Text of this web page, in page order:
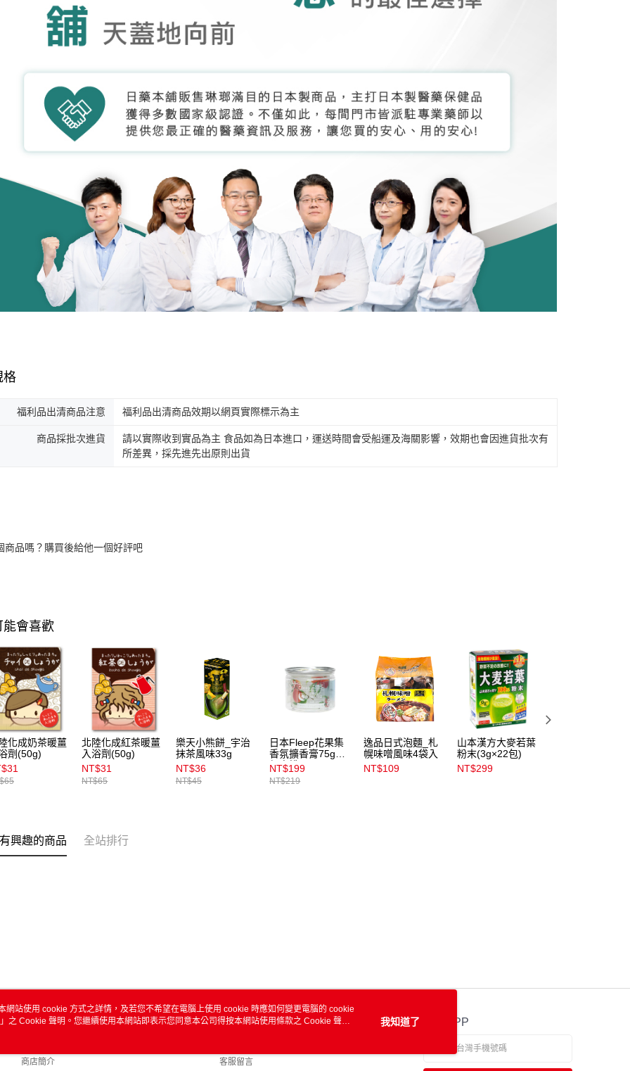
格
福利品出清商品注意 福利品出清商品效期以網頁實際標示為主
商品採批次進貨
請以實際收到實品為主 食品如為日本進口，運送時間會受船運及海關影響，效期也會因進貨批次有
所差異，採先進先出原則出貨
商品嗎？購買後給他一個好評吧
能會喜歡
化成奶茶暖薑
劑(50g)
北陸化成紅茶暖薑
入浴劑(50g)
NT$31
NT$65
樂天小熊餅_宇治
抹茶風味33g
NT$36
NT$45
日本Fleep花果集
香氛擴香膏75g濃
郁蜜桃
NT$199
NT$219
逸品日式泡麵_札
幌味噌風味4袋入
NT$109
山本漢方大麥若葉
粉末(3g×22包)
NT$299
興趣的商品 全站排行
關於我們
商店簡介
客服資訊
客服留言
官方APP
網站使用 cookie 方式之詳情，及若您不希望在電腦上使用 cookie 時應如何變更電腦的 cookie
」之 Cookie 聲明。您繼續使用本網站即表示您同意本公司得按本網站使用條款之 Cookie 聲明
我知道了